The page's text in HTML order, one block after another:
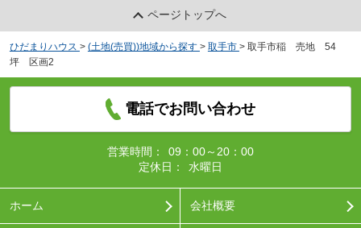
ページトップへ
ひだまりハウス > (土地(売買))地域から探す > 取手市 > 取手市稲 売地 54
坪 区画2
電話でお問い合わせ
営業時間：
09：00～20：00
定休日：
水曜日
ホーム 会社概要